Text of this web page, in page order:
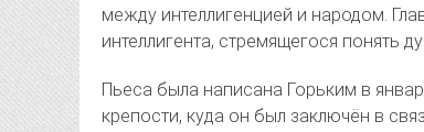
между интеллигенцией и народом.
интеллигента, стремящегося понять
Пьеса была написана Горьким в
крепости, куда он был заключён в